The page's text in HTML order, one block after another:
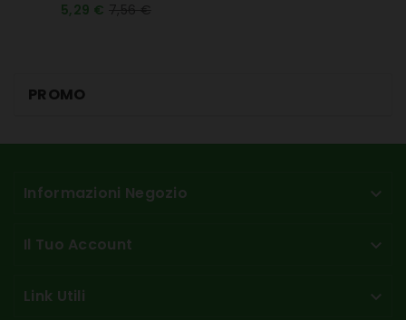
5,29 €
PROMO
Informazioni Negozio 
Il Tuo Account 
Link Utili 